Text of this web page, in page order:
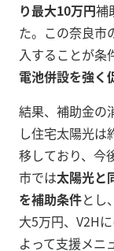
り最大10万円補
た。この奈良市
入することが条
電池併設を強く
結果、補助金の
し住宅太陽光は
移しており、今
市では太陽光と
を補助条件とし
大5万円、V2H
よって支援メニ